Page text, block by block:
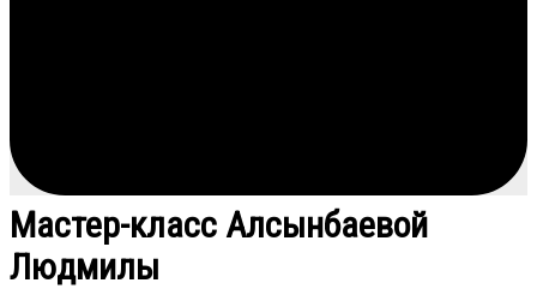
Мастер-класс Алсынбаевой
Людмилы